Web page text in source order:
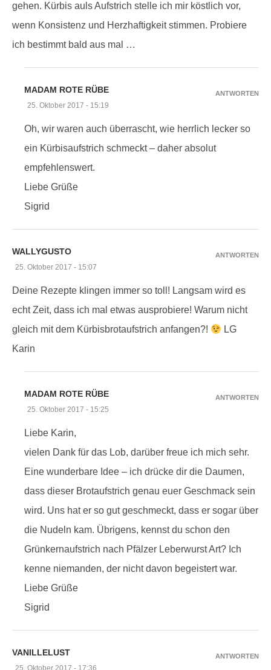
gehen. Kürbis auls Aufstrich stelle ich mir köstlich vor,
wenn Konsistenz und Herzhaftigkeit stimmen. Probiere
ich bestimmt bald aus mal …
MADAM ROTE RÜBE
25. Oktober 2017 - 15:19
Oh, wir waren auch überrascht, wie herrlich lecker so
ein Kürbisaufstrich schmeckt – daher absolut
empfehlenswert.
Liebe Grüße
Sigrid
ANTWORTEN
WALLYGUSTO
25. Oktober 2017 - 15:07
Deine Rezepte klingen immer so toll! Langsam wird es
echt Zeit, dass ich mal etwas ausprobiere! Warum nicht
gleich mit dem Kürbisbrotaufstrich anfangen?!
LG
Karin
ANTWORTEN
MADAM ROTE RÜBE
25. Oktober 2017 - 15:25
Liebe Karin,
vielen Dank für das Lob, darüber freue ich mich sehr.
Eine wunderbare Idee – ich drücke dir die Daumen,
dass dieser Brotaufstrich genau euer Geschmack sein
wird. Uns hat er so gut geschmeckt, dass er sogar über
die Nudeln kam. Übrigens, kennst du schon den
Grünkernaufstrich nach Pfälzer Leberwurst Art? Ich
kenne niemanden, der nicht davon begeistert war.
Liebe Grüße
Sigrid
ANTWORTEN
VANILLELUST
25. Oktober 2017 - 17:36
ANTWORTEN